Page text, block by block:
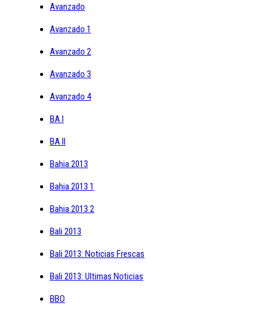
Avanzado
Avanzado 1
Avanzado 2
Avanzado 3
Avanzado 4
BA I
BA II
Bahia 2013
Bahia 2013 1
Bahia 2013 2
Bali 2013
Bali 2013: Noticias Frescas
Bali 2013: Ultimas Noticias
BBO